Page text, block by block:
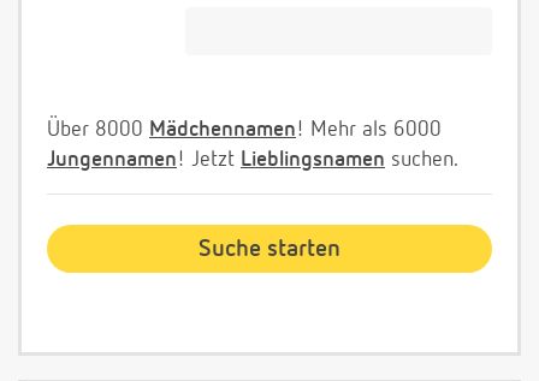
Über 8000 Mädchennamen! Mehr als 6000
Jungennamen! Jetzt Lieblingsnamen suchen.